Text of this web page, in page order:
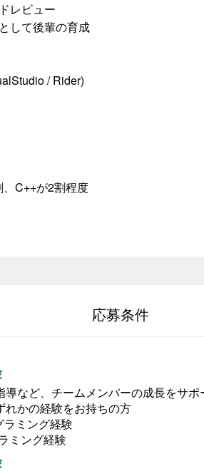
レビュー
して後輩の育成
/ Rider)
C++が2割程度
応募条件
導など、チームメンバーの成長をサ
れかの経験をお持ちの方
ラミング経験
ミング経験